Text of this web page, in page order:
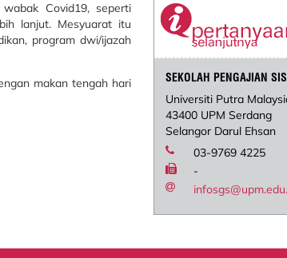
Covid19, seperti
lanjut. Mesyuarat itu
program dwi/ijazah
makan tengah hari
SEKOLAH PENGAJIAN
Universiti Putra
43400 UPM Serdang
Selangor Darul Ehsan
03-9769 4225
-